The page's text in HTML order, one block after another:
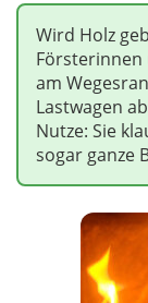
Wird Holz
Försterinnen
am
Lastwagen
Nutze: Sie
sogar ganze